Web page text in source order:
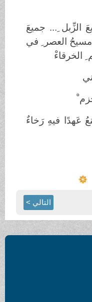
ِ... جميعَ
مسيحُ العصر ِ في
فيهِ رَخاءٌ
التالي >